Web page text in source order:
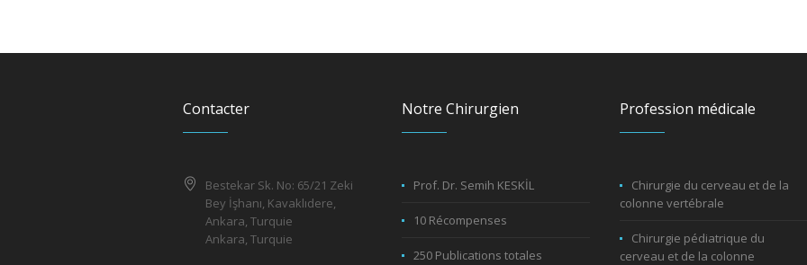
Contacter
Bestekar Sk. No: 65/21 Zeki
Bey İşhanı, Kavaklıdere,
Ankara, Turquie
Ankara, Turquie
Notre Chirurgien
Prof. Dr. Semih KESKİL
10 Récompenses
250 Publications totales
Profession médicale
Chirurgie du cerveau et de la
colonne vertébrale
Chirurgie pédiatrique du
cerveau et de la colonne